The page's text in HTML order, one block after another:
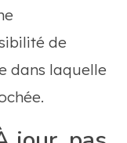
de
dans laquelle